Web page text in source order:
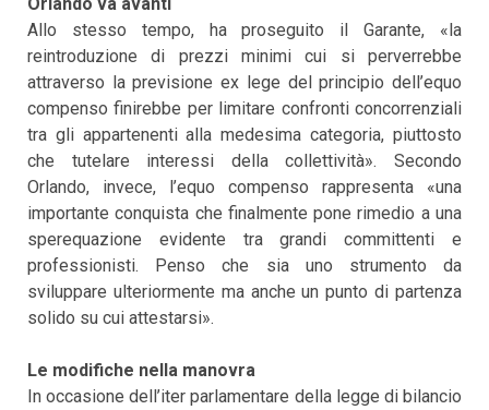
Allo stesso tempo, ha proseguito il Garante, «la
reintroduzione di prezzi minimi cui si perverrebbe
attraverso la previsione ex lege del principio dell’equo
compenso finirebbe per limitare confronti concorrenziali
tra gli appartenenti alla medesima categoria, piuttosto
che tutelare interessi della collettività». Secondo
Orlando, invece, l’equo compenso rappresenta «una
importante conquista che finalmente pone rimedio a una
sperequazione evidente tra grandi committenti e
professionisti. Penso che sia uno strumento da
sviluppare ulteriormente ma anche un punto di partenza
solido su cui attestarsi».
Le modifiche nella manovra
In occasione dell’iter parlamentare della legge di bilancio